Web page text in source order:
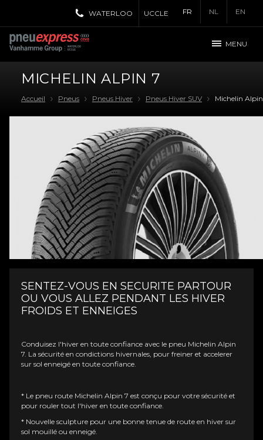
FR NL EN
WATERLOO UCCLE
MENU
MICHELIN ALPIN 7
Accueil Pneus Pneus Hiver Pneus Hiver SUV Michelin
SENTEZ-VOUS EN SECURITE PARTOUR
OU VOUS ALLEZ PENDANT LES HIVER
FROIDS ET ENNEIGES
Conduisez l'hiver en toute confiance avec le pneu Michelin Alpin
7. La sécurité en condictions hivernales, pour freiner et accelerer
sur sol enneigé en toute confiance.
* Le pneu route Michelin Alpin 7 est conçu pour votre sécurité et
pour rouler tout l'hiver en toute confiance.
* Nouvelle sculpture pour une bonne tenue de route en hiver sur
sol mouillé ou enneigé.